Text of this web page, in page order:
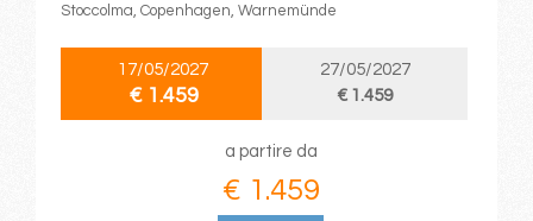
Stoccolma, Copenhagen, Warnemünde
17/05/2027
€ 1.459
27/05/2027
€ 1.459
a partire da
€ 1.459